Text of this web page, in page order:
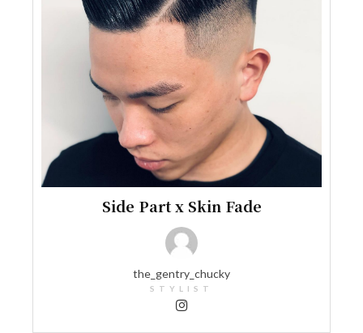
Side Part x Skin Fade
the_gentry_chucky
STYLIST